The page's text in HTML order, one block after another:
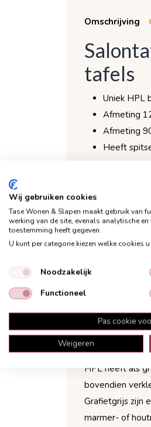
Omschrijving
tafels
Uniek HPL
Afmeting
Afmeting
Heeft
Zoek je een
toe zag? Dan is
organische
zwarte poten is
twee
13 mm dik en
zogenaamde
bladrand naar
mooi rank
op iedere
HPL heeft als
bovendien
Grafietgrijs zijn
marmer- of
Wij gebruiken cookies
Tase Wonen & Slapen maakt gebruik van
werking van de site, evenals analytische
toestemming heeft gegeven.
U kunt per categorie kiezen welke cookies
Noodzakelijk
Functioneel
Pas cookie
Weigeren